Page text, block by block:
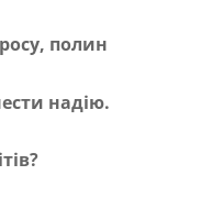
полин
надію.